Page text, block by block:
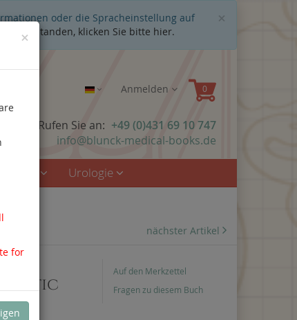
×
oder die Spracheinstellung auf
einverstanden, klicken Sie bitte hier.
Anmelden
Rufen Sie an: +49 (0)431 69 10 747
info@blunck-medical-books.de
Urologie
×
for
nächster Artikel
Auf den Merkzettel
Fragen zu diesem Buch